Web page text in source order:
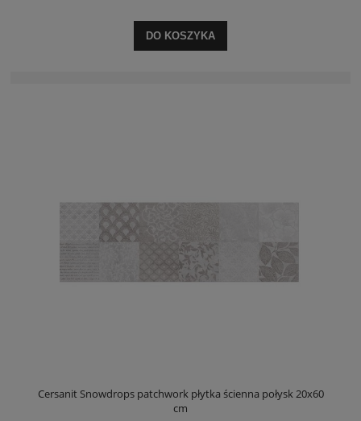
DO KOSZYKA
Cersanit Snowdrops patchwork płytka ścienna połysk 20x60
cm